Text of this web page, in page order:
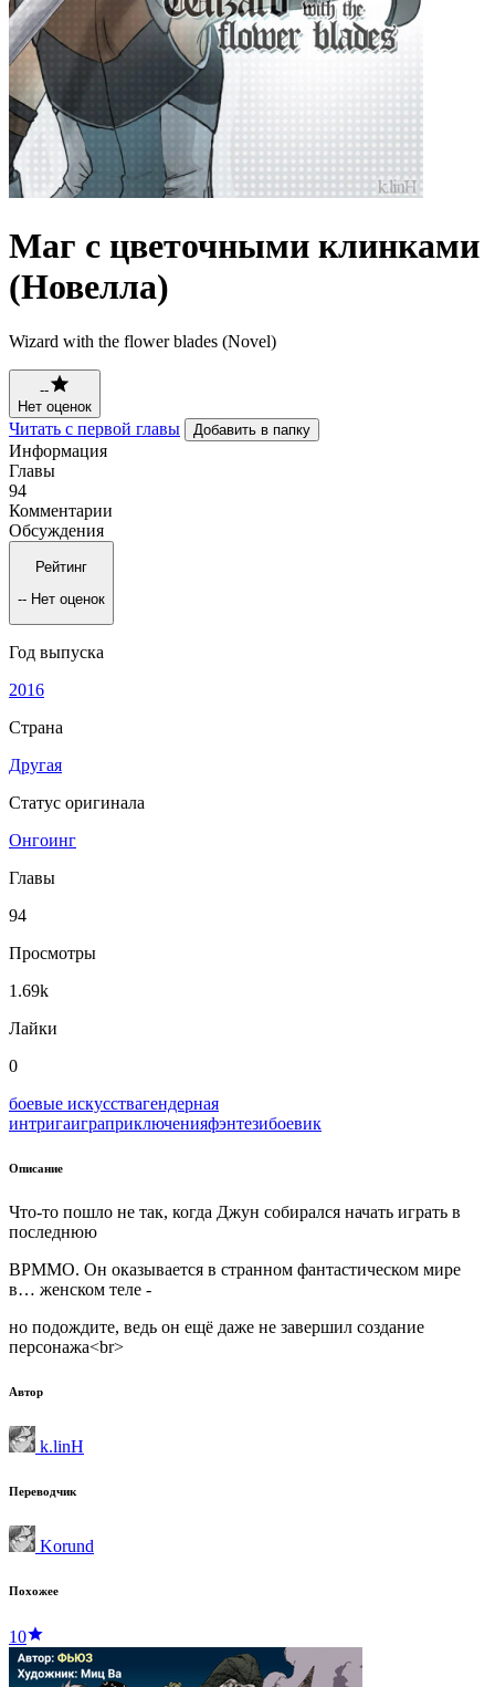
Маг с цветочными клинками
(Новелла)
Wizard with the flower blades (Novel)
--
Нет оценок
Читать с первой главы Добавить в папку
Информация
Главы
94
Комментарии
Обсуждения
Рейтинг
-- Нет оценок
Год выпуска
2016
Страна
Другая
Статус оригинала
Онгоинг
Главы
94
Просмотры
1.69k
Лайки
0
боевые искусствагендерная
интригаиграприключенияфэнтезибоевик
Описание
Что-то пошло не так, когда Джун собирался начать играть в
последнюю
ВРММО. Он оказывается в странном фантастическом мире
в… женском теле -
но подождите, ведь он ещё даже не завершил создание
персонажа<br>
Автор
k.linH
Переводчик
Korund
Похожее
10